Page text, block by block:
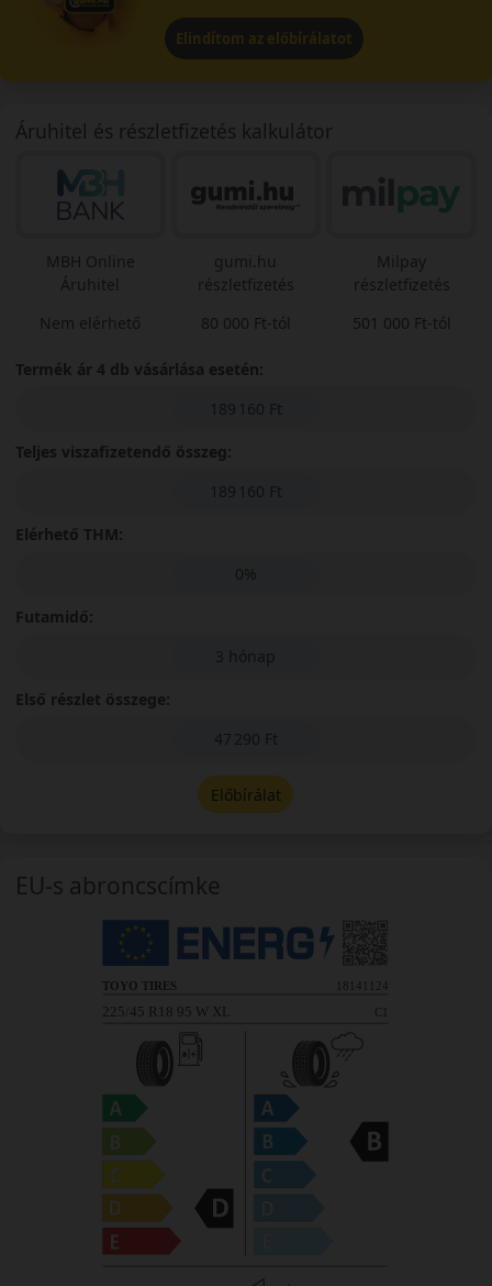
Elindítom az előbírálatot
Áruhitel és részletfizetés kalkulátor
MBH Online
Áruhitel
Nem elérhető
gumi.hu
részletfizetés
80 000 Ft-tól
Milpay
részletfizetés
501 000 Ft-tól
Termék ár 4 db vásárlása esetén:
189 160 Ft
Teljes viszafizetendő összeg:
189 160 Ft
Elérhető THM:
0%
Futamidő:
3 hónap
Első részlet összege:
47 290 Ft
Előbírálat
EU-s abroncscímke